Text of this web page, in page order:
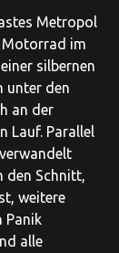
Metropol
Motorrad im
silbernen
unter den
an der
Lauf. Parallel
den Schnitt,
weitere
Panik
alle